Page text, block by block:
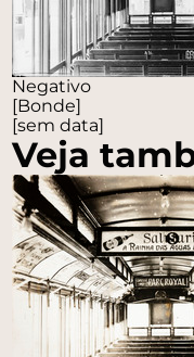
Negativo
[Bonde]
[sem data]
Veja